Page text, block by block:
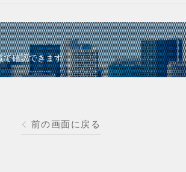
で確認できます
前の画面に戻る